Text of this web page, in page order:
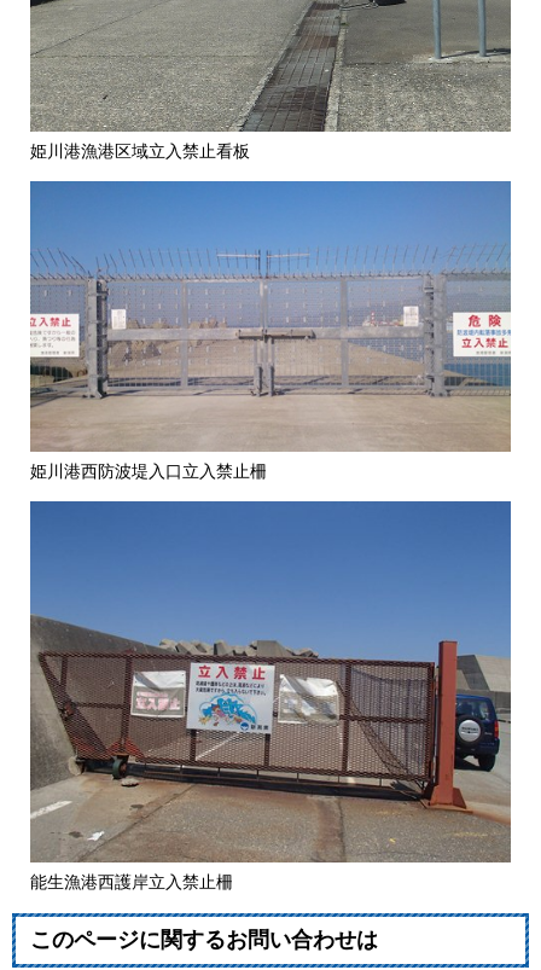
姫川港漁港区域立入禁止看板
姫川港西防波堤入口立入禁止柵
能生漁港西護岸立入禁止柵
このページに関するお問い合わせは